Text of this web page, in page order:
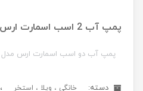
پمپ آب 2 اسب اسمارت ارس مدل SMART6-45
پمپ آب دو اسب اسمارت ارس مدل SMART6-45
دسته: خانگی ، ویلا ، استخر ،